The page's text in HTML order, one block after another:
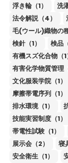
浮き輪（1）
洗
法令解説（4）
毛(ウール)織物の種
検針（1）
検品
有機スズ化合物（1
有害化学物質管理
文化服装学院（1）
摩擦帯電序列（1）
排水環境（1）
技能実習制度（1）
帯電性試験（1）
展示会（2）
寝
安全衛生（1）